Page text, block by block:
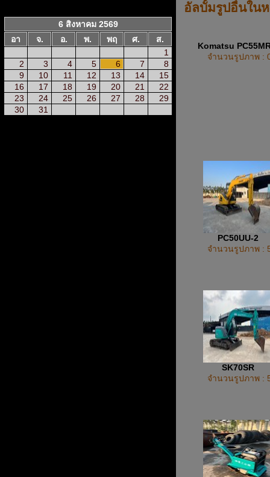
6 สิงหาคม 2569
อา
จ. อ. พ. พฤ ศ.
ส.
1
2
3 4 5 6 7
8
9
10 11 12 13 14
15
16
17 18 19 20 21
22
23
24 25 26 27 28
29
30
31
อัลบั้มรูปอื่นใน
Komatsu
จำนวนรูปภาพ :
PC50UU-2
จำนวนรูปภาพ :
SK70SR
จำนวนรูปภาพ :